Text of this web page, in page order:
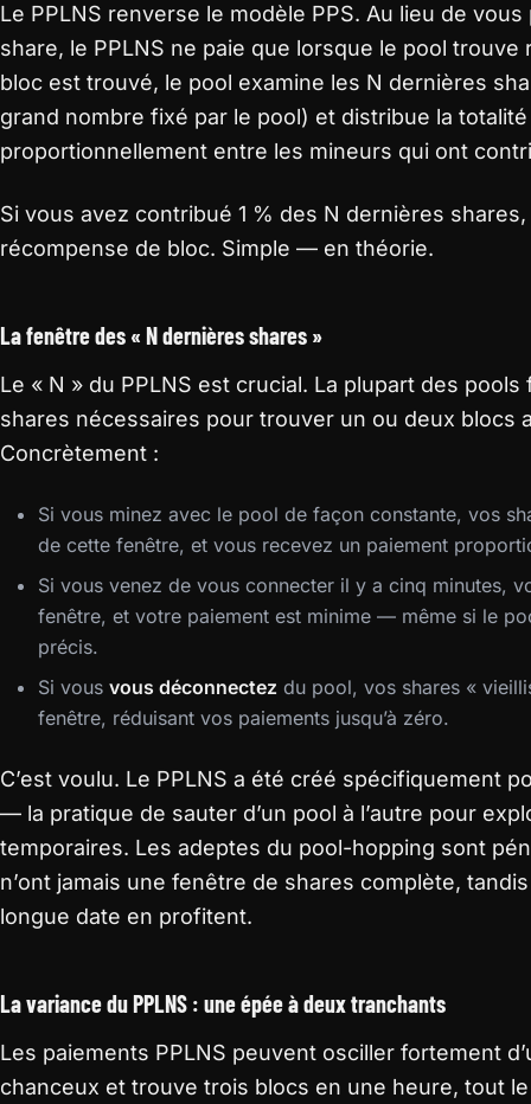
Le PPLNS renverse le modèle PPS. Au lieu de
share, le PPLNS ne paie que lorsque le pool
bloc est trouvé, le pool examine les N dernières
grand nombre fixé par le pool) et distribue la
proportionnellement entre les mineurs qui ont
Si vous avez contribué 1 % des N dernières
récompense de bloc. Simple — en théorie.
La fenêtre des « N dernières shares »
Le « N » du PPLNS est crucial. La plupart des
shares nécessaires pour trouver un ou deux blocs
Concrètement :
Si vous minez avec le pool de façon constante, vos
de cette fenêtre, et vous recevez un paiement
Si vous venez de vous connecter il y a cinq minutes,
fenêtre, et votre paiement est minime — même si le
précis.
Si vous vous déconnectez du pool, vos shares «
fenêtre, réduisant vos paiements jusqu’à zéro.
C’est voulu. Le PPLNS a été créé spécifiquement
— la pratique de sauter d’un pool à l’autre pour
temporaires. Les adeptes du pool-hopping sont
n’ont jamais une fenêtre de shares complète,
longue date en profitent.
La variance du PPLNS : une épée à deux tranchants
Les paiements PPLNS peuvent osciller fortement
chanceux et trouve trois blocs en une heure, tout